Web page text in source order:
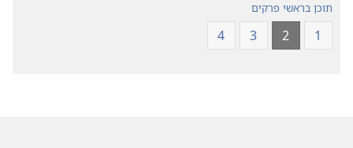
תוכן בראשי פרקים
1
2
3
4